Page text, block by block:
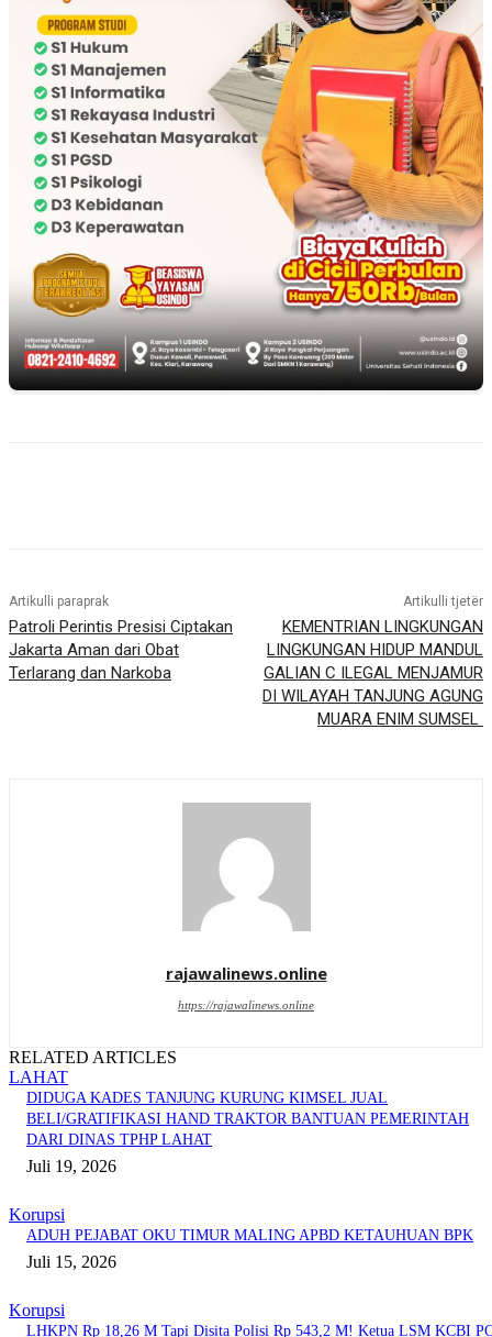
Artikulli paraprak
Patroli Perintis Presisi Ciptakan
Jakarta Aman dari Obat
Terlarang dan Narkoba
Artikulli tjetër
KEMENTRIAN LINGKUNGAN
LINGKUNGAN HIDUP MANDUL
GALIAN C ILEGAL MENJAMUR
DI WILAYAH TANJUNG AGUNG
MUARA ENIM SUMSEL
rajawalinews.online
https://rajawalinews.online
RELATED ARTICLES
LAHAT
DIDUGA KADES TANJUNG KURUNG KIMSEL JUAL
BELI/GRATIFIKASI HAND TRAKTOR BANTUAN PEMERINTAH
DARI DINAS TPHP LAHAT
Juli 19, 2026
Korupsi
ADUH PEJABAT OKU TIMUR MALING APBD KETAUHUAN BPK
Juli 15, 2026
Korupsi
LHKPN Rp 18,26 M Tapi Disita Polisi Rp 543,2 M! Ketua LSM KCBI